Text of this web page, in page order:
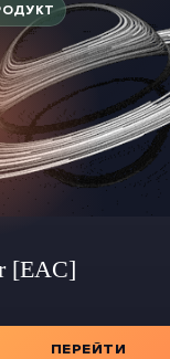
[EAC]
ПЕРЕЙТИ